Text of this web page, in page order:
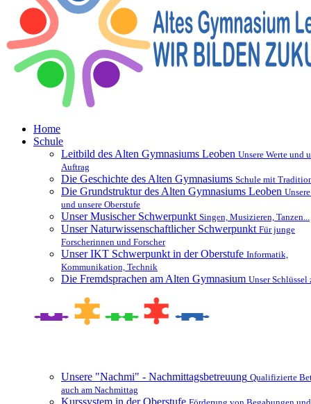
Home
Schule
Leitbild des Alten Gymnasiums Leoben Unsere Werte und
Auftrag
Die Geschichte des Alten Gymnasiums Schule mit
Die Grundstruktur des Alten Gymnasiums Leoben
und unsere Oberstufe
Unser Musischer Schwerpunkt Singen, Musizieren, Tanzen...
Unser Naturwissenschaftlicher Schwerpunkt Für junge
Forscherinnen und Forscher
Unser IKT Schwerpunkt in der Oberstufe Informatik,
Kommunikation, Technik
Die Fremdsprachen am Alten Gymnasium Unser Schlüssel
Unsere "Nachmi" - Nachmittagsbetreuung Qualifizierte
auch am Nachmittag
Kurssystem in der Oberstufe